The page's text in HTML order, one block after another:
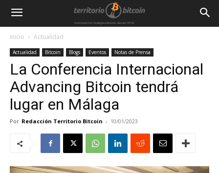
Inicio Actualidad
Actualidad Bitcoin Blogs Eventos Notas de Prensa
La Conferencia Internacional
Advancing Bitcoin tendrá
lugar en Málaga
Por Redacción Territorio Bitcoin - 10/01/2023